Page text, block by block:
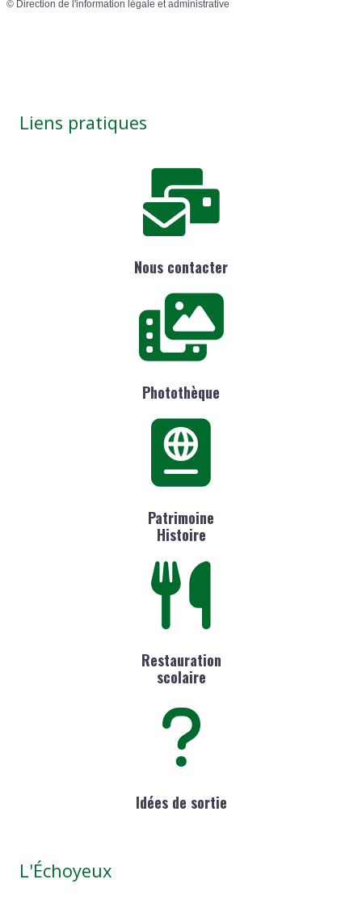
© Direction de l'information légale et administrative
Liens pratiques
Nous contacter
Photothèque
Patrimoine
Histoire
Restauration
scolaire
Idées de sortie
L'Échoyeux